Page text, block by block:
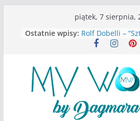
piątek, 7 sierpnia,
Ostatnie wpisy:
S.Wynn-Williams
władzy,
największego
Rolf Dobelli –
myślenia”
Beata Tetkowska
Konstancina.
Katarzyna
straciliśmy siebie